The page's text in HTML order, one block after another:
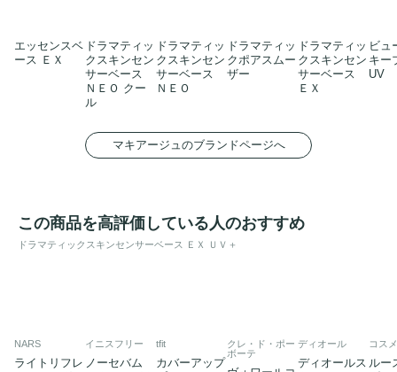
エッセンスベ
ース ＥＸ
ドラマティッ
クスキンセン
サーベース
ＮＥＯ クー
ル
ドラマティッ
クスキンセン
サーベース
ＮＥＯ
ドラマティッ
クポアスムー
ザー
ドラマティッ
クスキンセン
サーベース
ＥＸ
ビュ
キー
UV
マキアージュのブランドページへ
この商品を高評価している人のおすすめ
ドラマティックスキンセンサーベース ＥＸ ＵＶ＋
NARS
ライトリフレ
イニスフリー
ノーセバム
tfit
カバーアップ
クレ・ド・ポー
ボーテ
ディオール
ディオールス
コス
ルー